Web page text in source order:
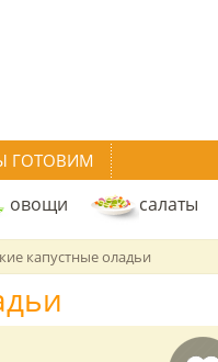
ГОТОВИМ
овощи салаты
капустные оладьи